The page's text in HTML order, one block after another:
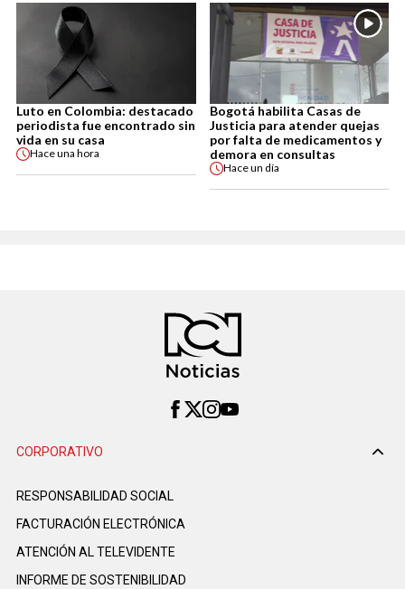
Luto en Colombia: destacado
periodista fue encontrado sin
vida en su casa
Haceuna hora
Bogotá habilita Casas de
Justicia para atender quejas
por falta de medicamentos y
demora en consultas
Haceun día
CORPORATIVO
RESPONSABILIDAD SOCIAL
FACTURACIÓN ELECTRÓNICA
ATENCIÓN AL TELEVIDENTE
INFORME DE SOSTENIBILIDAD